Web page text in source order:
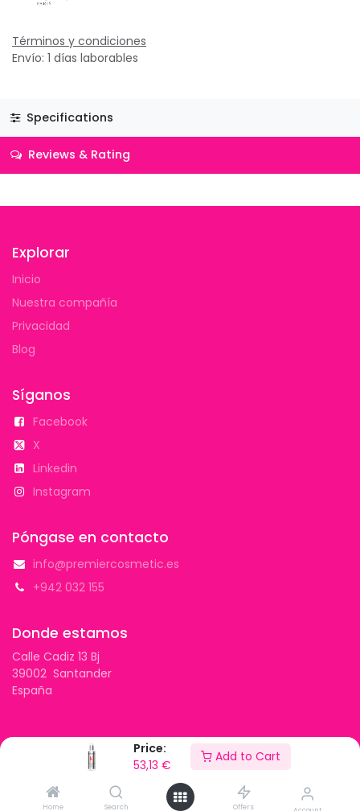
Price:
53,13 €
Add to Cart
Home Search Offers
Términos y condiciones
Envío: 1 días laborables
Specifications
Reviews & Rating
Explorar
Inicio
Nuestra compañía
Privacidad
Blog
Síganos
Facebook
X
Linkedin
Instagram
Póngase en contacto
info@premiercosmetic.es
+942 032 155
Donde estamos
Calle Cadiz 13 Bj
39002 Santander
España
Copyright © Premier Cosmetic 2026
de código abierto